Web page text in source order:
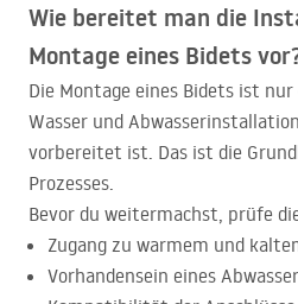
Wie bereitet man die
Montage eines Bidets
Die Montage eines Bidets ist
Wasser und
vorbereitet ist. Das ist die
Prozesses.
Bevor du weitermachst, prüfe
Zugang zu warmem und
Vorhandensein eines